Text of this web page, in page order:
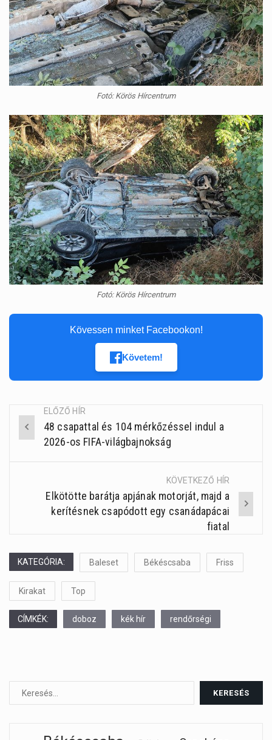
Fotó: Körös Hírcentrum
Fotó: Körös Hírcentrum
Kövessen minket Facebookon!
Követem!
Post
navigation
ELŐZŐ HÍR
48 csapattal és 104 mérkőzéssel indul a
2026-os FIFA-világbajnokság
KÖVETKEZŐ HÍR
Elkötötte barátja apjának motorját, majd a
kerítésnek csapódott egy csanádapácai
fiatal
KATEGÓRIA: Baleset Békéscsaba Friss
Kirakat Top
CÍMKÉK: doboz kék hír rendőrségi